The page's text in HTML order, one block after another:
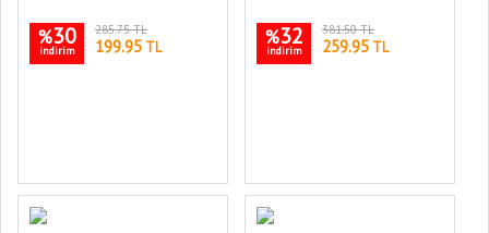
%30
indirim
285.75 TL
199.95 TL %32
indirim
381.50 TL
259.95 TL